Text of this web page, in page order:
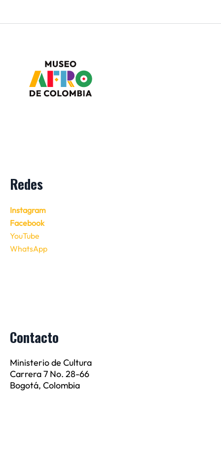
Redes
Instagram
Facebook
YouTube
WhatsApp
Contacto
Ministerio de Cultura
Carrera 7 No. 28-66
Bogotá, Colombia